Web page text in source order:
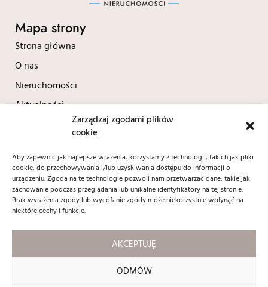
Zarządzaj zgodami plików
cookie
Aby zapewnić jak najlepsze wrażenia, korzystamy z technologii, takich jak pliki
cookie, do przechowywania i/lub uzyskiwania dostępu do informacji o
urządzeniu. Zgoda na te technologie pozwoli nam przetwarzać dane, takie jak
zachowanie podczas przeglądania lub unikalne identyfikatory na tej stronie.
Brak wyrażenia zgody lub wycofanie zgody może niekorzystnie wpłynąć na
niektóre cechy i funkcje.
AKCEPTUJĘ
ODMÓW
Mapa strony
Strona główna
O nas
Nieruchomości
Aktualności
Kontakt
+48 604 690 037
biuro@contractnieruchomosci.pl
Social media: